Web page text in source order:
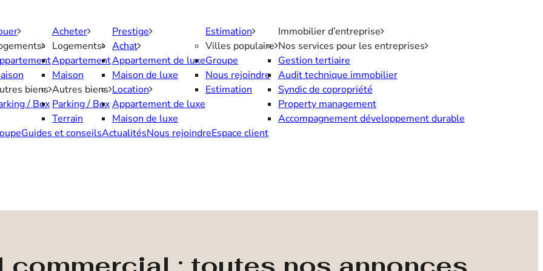
biens
/ Box
Acheter
Logements
Appartement
Maison
Autres biens
Parking / Box
Terrain
Prestige
Achat
Appartement de luxe
Maison de luxe
Location
Appartement de luxe
Maison de luxe
Estimation
Villes populaire
Groupe
Nous rejoindre
Estimation
Immobilier d’entreprise
Nos services pour les entreprises
Gestion tertiaire
Audit technique immobilier
Syndic de copropriété
Property management
Accompagnement développement durable
Guides et conseilsActualitésNous rejoindreEspace client